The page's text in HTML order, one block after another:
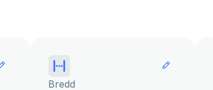
Bredd